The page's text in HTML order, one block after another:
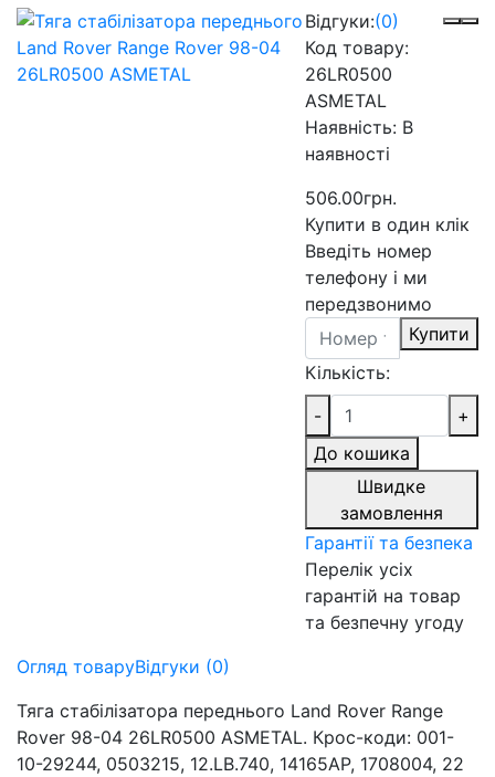
Відгуки:(0)
Код товару:
26LR0500
ASMETAL
Наявність: В
наявності
506.00грн.
Купити в один клік
Введіть номер
телефону і ми
передзвонимо
Купити
Кількість:
-
+
До кошика
Швидке
замовлення
Гарантії та безпека
Перелік усіх
гарантій на товар
та безпечну угоду
Огляд товаруВідгуки (0)
Тяга стабілізатора переднього Land Rover Range
Rover 98-04 26LR0500 ASMETAL. Крос-коди: 001-
10-29244, 0503215, 12.LB.740, 14165AP, 1708004, 22